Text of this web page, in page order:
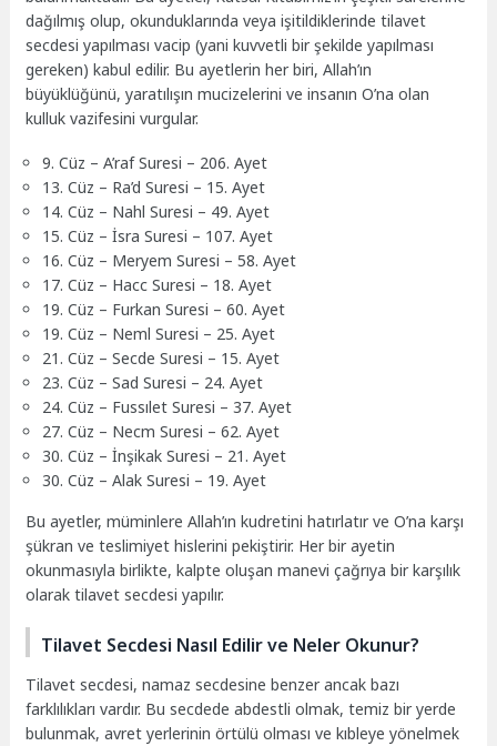
dağılmış olup, okunduklarında veya işitildiklerinde tilavet
secdesi yapılması vacip (yani kuvvetli bir şekilde yapılması
gereken) kabul edilir. Bu ayetlerin her biri, Allah’ın
büyüklüğünü, yaratılışın mucizelerini ve insanın O’na olan
kulluk vazifesini vurgular.
9. Cüz – A’raf Suresi – 206. Ayet
13. Cüz – Ra’d Suresi – 15. Ayet
14. Cüz – Nahl Suresi – 49. Ayet
15. Cüz – İsra Suresi – 107. Ayet
16. Cüz – Meryem Suresi – 58. Ayet
17. Cüz – Hacc Suresi – 18. Ayet
19. Cüz – Furkan Suresi – 60. Ayet
19. Cüz – Neml Suresi – 25. Ayet
21. Cüz – Secde Suresi – 15. Ayet
23. Cüz – Sad Suresi – 24. Ayet
24. Cüz – Fussılet Suresi – 37. Ayet
27. Cüz – Necm Suresi – 62. Ayet
30. Cüz – İnşikak Suresi – 21. Ayet
30. Cüz – Alak Suresi – 19. Ayet
Bu ayetler, müminlere Allah’ın kudretini hatırlatır ve O’na karşı
şükran ve teslimiyet hislerini pekiştirir. Her bir ayetin
okunmasıyla birlikte, kalpte oluşan manevi çağrıya bir karşılık
olarak tilavet secdesi yapılır.
Tilavet Secdesi Nasıl Edilir ve Neler Okunur?
Tilavet secdesi, namaz secdesine benzer ancak bazı
farklılıkları vardır. Bu secdede abdestli olmak, temiz bir yerde
bulunmak, avret yerlerinin örtülü olması ve kıbleye yönelmek